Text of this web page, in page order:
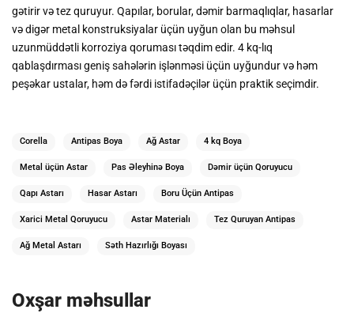
gətirir və tez quruyur. Qapılar, borular, dəmir barmaqlıqlar, hasarlar
və digər metal konstruksiyalar üçün uyğun olan bu məhsul
uzunmüddətli korroziya qoruması təqdim edir. 4 kq-lıq
qablaşdırması geniş sahələrin işlənməsi üçün uyğundur və həm
peşəkar ustalar, həm də fərdi istifadəçilər üçün praktik seçimdir.
Corella Antipas Boya Ağ Astar 4 kq Boya
Metal üçün Astar Pas Əleyhinə Boya Dəmir üçün Qoruyucu
Qapı Astarı Hasar Astarı Boru Üçün Antipas
Xarici Metal Qoruyucu Astar Materialı Tez Quruyan Antipas
Ağ Metal Astarı Səth Hazırlığı Boyası
Oxşar məhsullar